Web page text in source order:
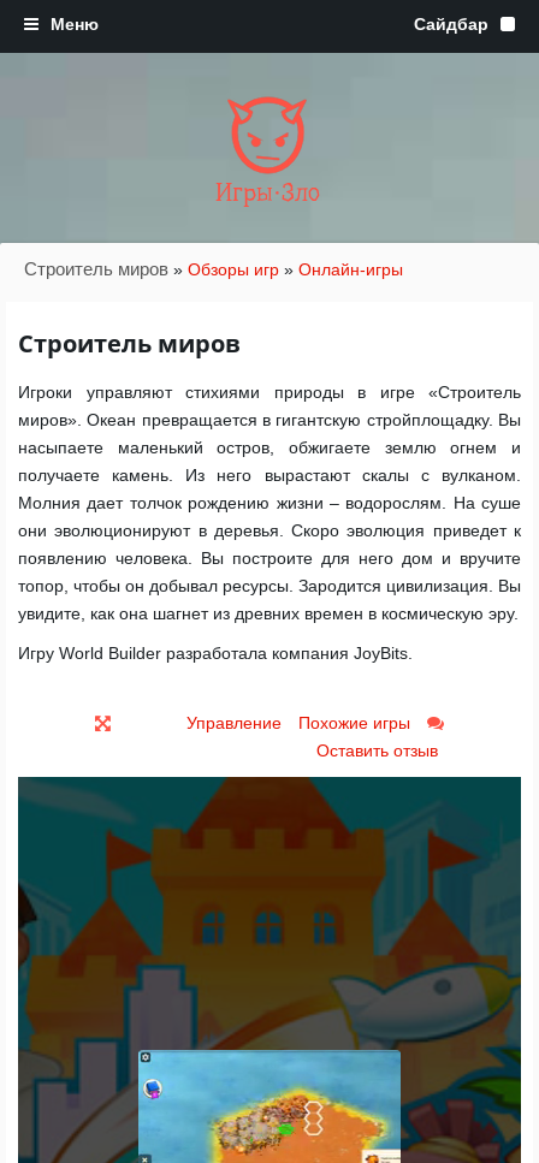
Игры·Зло
Строитель миров » Обзоры игр » Онлайн-игры
Строитель миров
Игроки управляют стихиями природы в игре «Строитель
миров». Океан превращается в гигантскую стройплощадку. Вы
насыпаете маленький остров, обжигаете землю огнем и
получаете камень. Из него вырастают скалы с вулканом.
Молния дает толчок рождению жизни – водорослям. На суше
они эволюционируют в деревья. Скоро эволюция приведет к
появлению человека. Вы построите для него дом и вручите
топор, чтобы он добывал ресурсы. Зародится цивилизация. Вы
увидите, как она шагнет из древних времен в космическую эру.
Игру World Builder разработала компания JoyBits.
Управление
Похожие игры
Оставить отзыв